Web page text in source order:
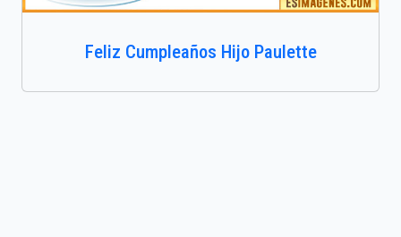
Feliz Cumpleaños Hijo Paulette